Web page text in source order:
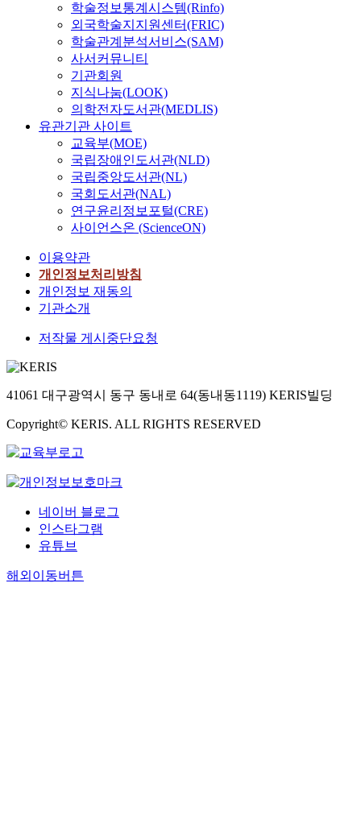
학술정보통계시스템(Rinfo)
외국학술지지원센터(FRIC)
학술관계분석서비스(SAM)
사서커뮤니티
기관회원
지식나눔(LOOK)
의학전자도서관(MEDLIS)
유관기관 사이트
교육부(MOE)
국립장애인도서관(NLD)
국립중앙도서관(NL)
국회도서관(NAL)
연구윤리정보포털(CRE)
사이언스온 (ScienceON)
이용약관
개인정보처리방침
개인정보 재동의
기관소개
저작물 게시중단요청
41061 대구광역시 동구 동내로 64(동내동1119) KERIS빌딩
Copyright© KERIS. ALL RIGHTS RESERVED
네이버 블로그
인스타그램
유튜브
해외이동버튼